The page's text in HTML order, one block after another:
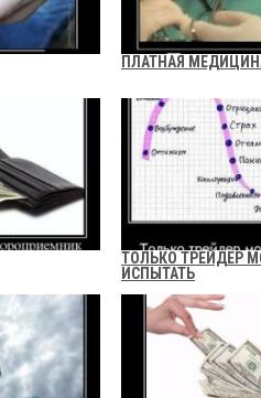
ПЛАТНАЯ
ТОЛЬКО ТРЕЙДЕР
ИСПЫТАТЬ